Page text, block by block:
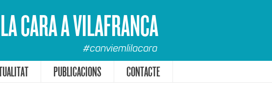
CARA A VILAFRANCA
#canviemlilacara
PUBLICACIONS CONTACTE